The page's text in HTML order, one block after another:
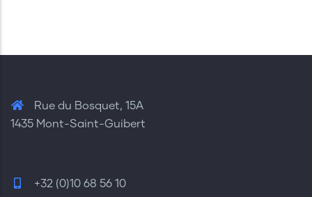
Rue du Bosquet, 15A
1435 Mont-Saint-Guibert
+32 (0)10 68 56 10